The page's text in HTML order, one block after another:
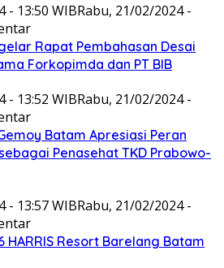
- 13:50 WIBRabu, 21/02/2024 -
Rapat Pembahasan Desai
Forkopimda dan PT BIB
- 13:52 WIBRabu, 21/02/2024 -
Batam Apresiasi Peran
Penasehat TKD Prabowo-
- 13:57 WIBRabu, 21/02/2024 -
HARRIS Resort Barelang Batam